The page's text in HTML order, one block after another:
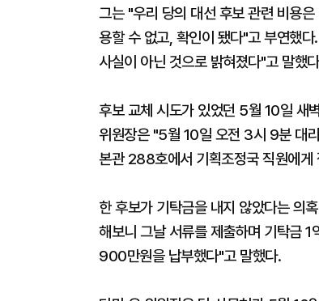
그는 "우리 당의 대선 후보 관련 비용
용할 수 없고, 확인이 됐다"고 부연했
사실이 아닌 것으로 밝혀졌다"고 말했
후보 교체 시도가 있었던 5월 10일 새
위원장은 "5월 10일 오전 3시 9분 대
본관 288호에서 기획조정국 직원에게
한 후보가 기탁금을 내지 않았다는 의
해보니 그날 서류를 제출하며 기탁금
900만원을 납부했다"고 말했다.